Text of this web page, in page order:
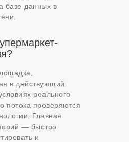
базе данных в
в действующий
реального
потока проверяются
Главная
— быстро
и